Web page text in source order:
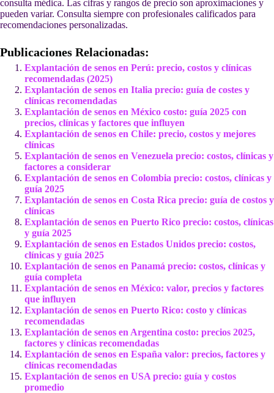
consulta médica. Las cifras y rangos de precio son aproximaciones y
pueden variar. Consulta siempre con profesionales calificados para
recomendaciones personalizadas.
Publicaciones Relacionadas:
Explantación de senos en Perú: precio, costos y clínicas
recomendadas (2025)
Explantación de senos en Italia precio: guía de costes y
clínicas recomendadas
Explantación de senos en México costo: guía 2025 con
precios, clínicas y factores que influyen
Explantación de senos en Chile: precio, costos y mejores
clínicas
Explantación de senos en Venezuela precio: costos, clínicas y
factores a considerar
Explantación de senos en Colombia precio: costos, clínicas y
guía 2025
Explantación de senos en Costa Rica precio: guía de costos y
clínicas
Explantación de senos en Puerto Rico precio: costos, clínicas
y guía 2025
Explantación de senos en Estados Unidos precio: costos,
clínicas y guía 2025
Explantación de senos en Panamá precio: costos, clínicas y
guía completa
Explantación de senos en México: valor, precios y factores
que influyen
Explantación de senos en Puerto Rico: costo y clínicas
recomendadas
Explantación de senos en Argentina costo: precios 2025,
factores y clínicas recomendadas
Explantación de senos en España valor: precios, factores y
clínicas recomendadas
Explantación de senos en USA precio: guía y costos
promedio